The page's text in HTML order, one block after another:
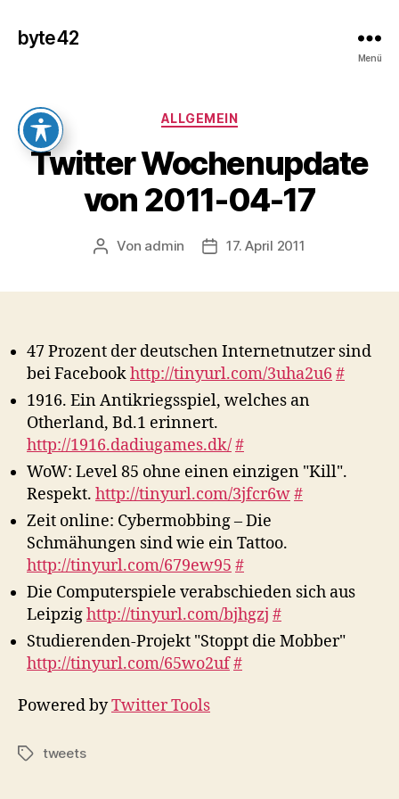
byte42
Menü
Kategorien
ALLGEMEIN
Twitter Wochenupdate
von 2011-04-17
Beitragsautor
Von admin Veröffentlichungsdatum
17. April 2011
47 Prozent der deutschen Internetnutzer sind
bei Facebookhttp://tinyurl.com/3uha2u6 #
1916. Ein Antikriegsspiel, welches an
Otherland, Bd.1 erinnert.
http://1916.dadiugames.dk/#
WoW: Level 85 ohne einen einzigen "Kill".
Respekt. http://tinyurl.com/3jfcr6w#
Zeit online: Cybermobbing – Die
Schmähungen sind wie ein Tattoo.
http://tinyurl.com/679ew95 #
Die Computerspiele verabschieden sich aus
Leipzighttp://tinyurl.com/bjhgzj #
Studierenden-Projekt "Stoppt die Mobber"
http://tinyurl.com/65wo2uf#
Powered byTwitter Tools
Schlagwörter
tweets